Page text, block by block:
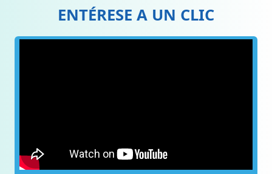
ENTÉRESE A UN CLIC